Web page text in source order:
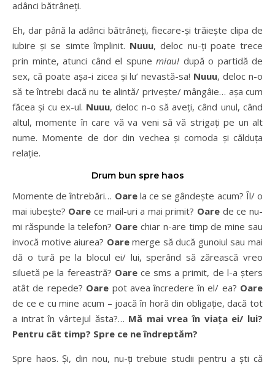
adânci bătrâneți.
Eh, dar până la adânci bătrâneți, fiecare-și trăiește clipa de
iubire și se simte împlinit. Nuuu, deloc nu-ți poate trece
prin minte, atunci când el spune miau! după o partidă de
sex, că poate așa-i zicea și lu’ nevastă-sa! Nuuu, deloc n-o
să te întrebi dacă nu te alintă/ privește/ mângâie… așa cum
făcea și cu ex-ul. Nuuu, deloc n-o să aveți, când unul, când
altul, momente în care vă va veni să vă strigați pe un alt
nume. Momente de dor din vechea și comoda și călduța
relație.
Drum bun spre haos
Momente de întrebări… Oarela ce se gândește acum? Îl/ o
mai iubește? Oare ce mail-uri a mai primit? Oare de ce nu-
mi răspunde la telefon? Oare chiar n-are timp de mine sau
invocă motive aiurea? Oaremerge să ducă gunoiul sau mai
dă o tură pe la blocul ei/ lui, sperând să zărească vreo
siluetă pe la fereastră? Oarece sms a primit, de l-a șters
atât de repede? Oare pot avea încredere în el/ ea? Oare
de ce e cu mine acum – joacă în horă din obligație, dacă tot
a intrat în vârtejul ăsta?… Mă mai vrea în viața ei/ lui?
Pentru cât timp? Spre ce ne îndreptăm?
Spre haos. Și, din nou, nu-ți trebuie studii pentru a ști că